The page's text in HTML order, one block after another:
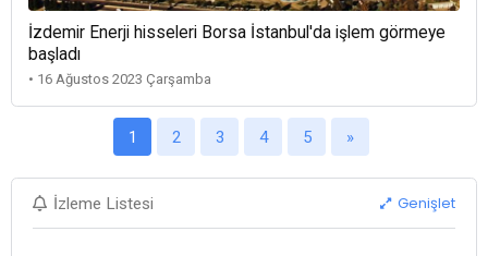
İzdemir Enerji hisseleri Borsa İstanbul'da işlem görmeye
başladı
• 16 Ağustos 2023 Çarşamba
1 2 3 4 5 »
İzleme Listesi Genişlet